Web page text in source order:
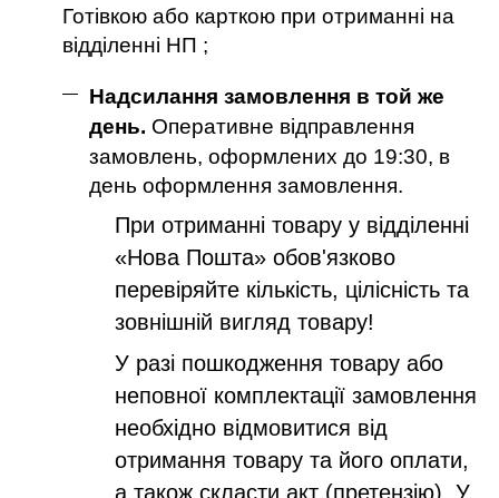
Готівкою або карткою при отриманні на
відділенні НП ;
Надсилання замовлення в той же
день. Оперативне відправлення
замовлень, оформлених до 19:30, в
день оформлення замовлення.
При отриманні товару у відділенні
«Нова Пошта» обов'язково
перевіряйте кількість, цілісність та
зовнішній вигляд товару!
У разі пошкодження товару або
неповної комплектації замовлення
необхідно відмовитися від
отримання товару та його оплати,
а також скласти акт (претензію). У